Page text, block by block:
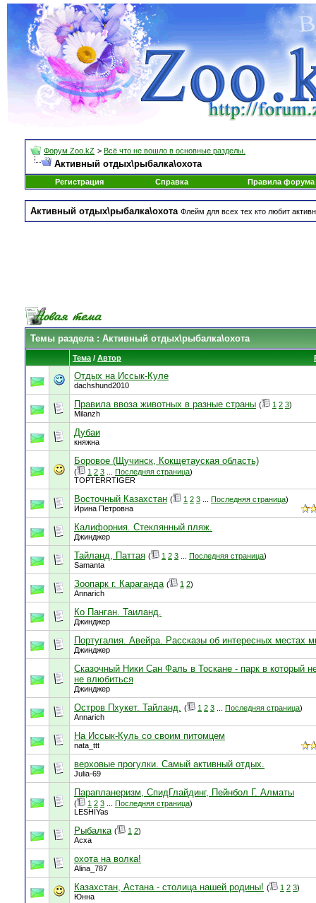
Форум Zoo.kZ > Всё что не вошло в основные разделы.
Активный отдых\рыбалка\охота
Регистрация Справка Правила форума
Активный отдых\рыбалка\охота Флейм для всех тех кто любит
Темы раздела: Активный отдых\рыбалка\охота
Тема / Автор
Отдых на Иссык-Куле
dachshund2010
Правила ввоза животных в разные страны ( 1 2 3)
Milanzh
Дубаи
княжна
Боровое (Щучинск, Кокщетауская область)
( 1 2 3 Последняя страница)
TOPTERRTIGER
Восточный Казахстан ( 1 2 3 Последняя страница)
Ирина Петровна
Калифорния. Стеклянный пляж.
Джинджер
Тайланд, Паттая ( 1 2 3 Последняя страница)
Samanta
Зоопарк г. Караганда ( 1 2)
Annarich
Ко Панган. Таиланд.
Джинджер
Португалия. Авейра. Рассказы об интересных местах
Джинджер
Сказочный Ники Сан Фаль в Тоскане - парк в который
не влюбиться
Джинджер
Остров Пхукет. Тайланд. ( 1 2 3 Последняя страница)
Annarich
На Иссык-Куль со своим питомцем
nata_ttt
верховые прогулки. Самый активный отдых.
Julia-69
Парапланеризм, СпидГлайдинг, Пейнбол Г. Алматы
( 1 2 3 Последняя страница)
LESHIYas
Рыбалка ( 1 2)
Асха
охота на волка!
Alina_787
Казахстан, Астана - столица нашей родины! ( 1 2 3)
Юнна